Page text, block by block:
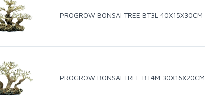
PROGROW BONSAI TREE BT3L 40X15X30CM
PROGROW BONSAI TREE BT4M 30X16X20CM